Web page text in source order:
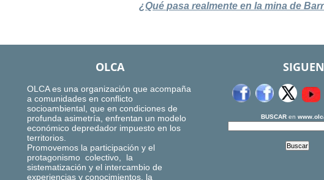
¿Qué pasa realmente en la mina de
OLCA
OLCA es una organización que acompaña
a comunidades en conflicto
socioambiental, que en condiciones de
profunda asimetría, enfrentan un modelo
económico depredador impuesto en los
territorios.
Promovemos la participación y el
protagonismo colectivo, la
sistematización y el intercambio de
experiencias y conocimientos, la
BUSCARen